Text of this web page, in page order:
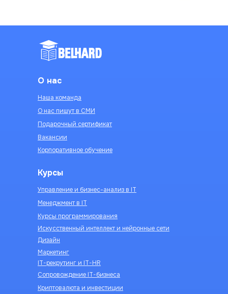
О нас
Курсы
Наша команда
Корпоративное обучение
Вакансии
Подарочный сертификат
О нас пишут в СМИ
Управление и бизнес-анализ в IT
Криптовалюта и инвестиции
Сопровождение IT-бизнеса
IT-рекрутинг и IT-HR
Маркетинг
Дизайн
Искусственный интеллект и нейронные сети
Курсы программирования
Менеджмент в IT